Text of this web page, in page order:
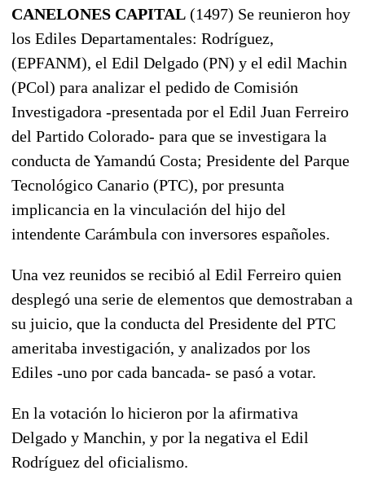
CANELONES CAPITAL (1497) Se reunieron hoy
los Ediles Departamentales: Rodríguez,
(EPFANM), el Edil Delgado (PN) y el edil Machin
(PCol) para analizar el pedido de Comisión
Investigadora -presentada por el Edil Juan Ferreiro
del Partido Colorado- para que se investigara la
conducta de Yamandú Costa; Presidente del Parque
Tecnológico Canario (PTC), por presunta
implicancia en la vinculación del hijo del
intendente Carámbula con inversores españoles.
Una vez reunidos se recibió al Edil Ferreiro quien
desplegó una serie de elementos que demostraban a
su juicio, que la conducta del Presidente del PTC
ameritaba investigación, y analizados por los
Ediles -uno por cada bancada- se pasó a votar.
En la votación lo hicieron por la afirmativa
Delgado y Manchin, y por la negativa el Edil
Rodríguez del oficialismo.